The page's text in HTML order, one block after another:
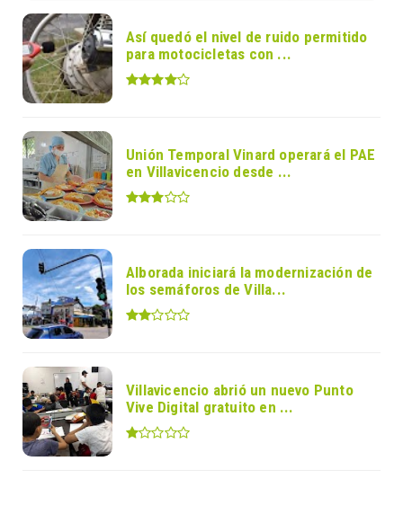
Así quedó el nivel de ruido permitido
para motocicletas con ...
Unión Temporal Vinard operará el PAE
en Villavicencio desde ...
Alborada iniciará la modernización de
los semáforos de Villa...
Villavicencio abrió un nuevo Punto
Vive Digital gratuito en ...